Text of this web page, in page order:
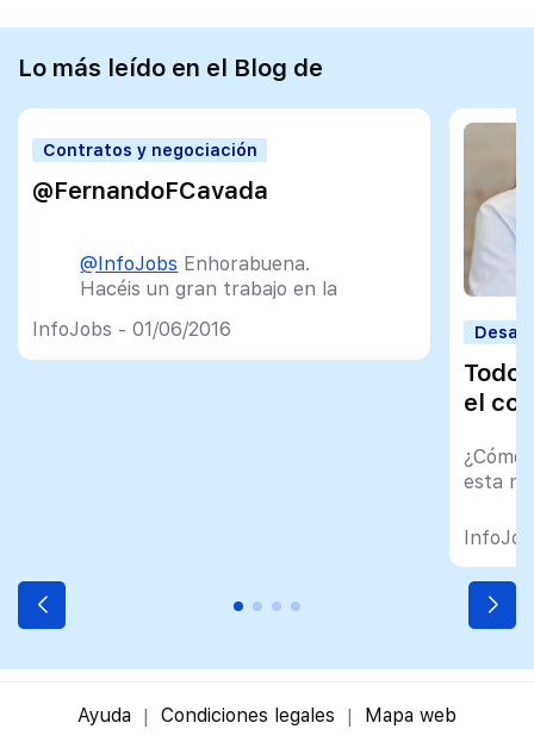
Lo más leído en el Blog de
Contratos y negociación
@FernandoFCavada
@InfoJobs Enhorabuena.
Hacéis un gran trabajo en la
InfoJobs - 01/06/2016
Todo
el
¿Cómo
esta
Ayuda Condiciones legales Mapa web